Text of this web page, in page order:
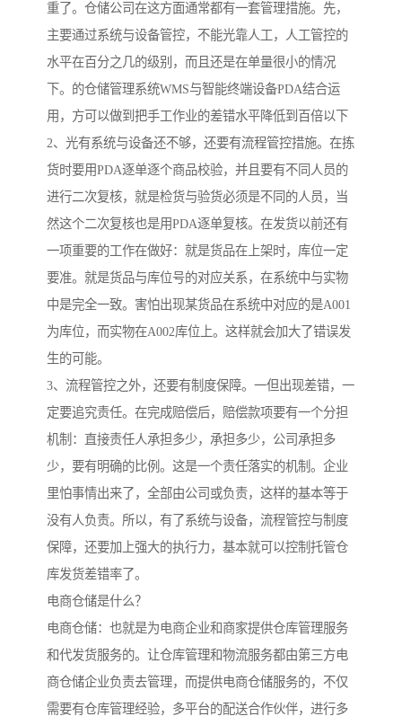
重了。仓储公司在这方面通常都有一套管理措施。先，
主要通过系统与设备管控，不能光靠人工，人工管控的
水平在百分之几的级别，而且还是在单量很小的情况
下。的仓储管理系统WMS与智能终端设备PDA结合运
用，方可以做到把手工作业的差错水平降低到百倍以下
2、光有系统与设备还不够，还要有流程管控措施。在拣
货时要用PDA逐单逐个商品校验，并且要有不同人员的
进行二次复核，就是检货与验货必须是不同的人员，当
然这个二次复核也是用PDA逐单复核。在发货以前还有
一项重要的工作在做好：就是货品在上架时，库位一定
要准。就是货品与库位号的对应关系，在系统中与实物
中是完全一致。害怕出现某货品在系统中对应的是A001
为库位，而实物在A002库位上。这样就会加大了错误发
生的可能。
3、流程管控之外，还要有制度保障。一但出现差错，一
定要追究责任。在完成赔偿后，赔偿款项要有一个分担
机制：直接责任人承担多少，承担多少，公司承担多
少，要有明确的比例。这是一个责任落实的机制。企业
里怕事情出来了，全部由公司或负责，这样的基本等于
没有人负责。所以，有了系统与设备，流程管控与制度
保障，还要加上强大的执行力，基本就可以控制托管仓
库发货差错率了。
电商仓储是什么？
电商仓储：也就是为电商企业和商家提供仓库管理服务
和代发货服务的。让仓库管理和物流服务都由第三方电
商仓储企业负责去管理，而提供电商仓储服务的，不仅
需要有仓库管理经验，多平台的配送合作伙伴，进行多